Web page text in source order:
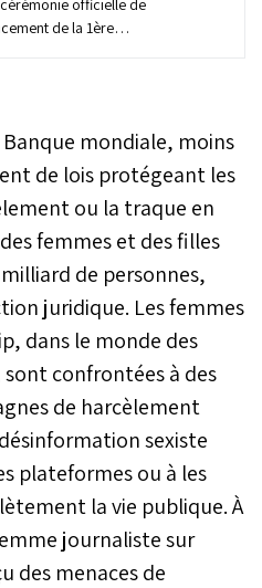
cérémonie officielle de
de la 1ère
Centre
mondiale, moins
de lois protégeant les
ou la traque en
femmes et des filles
de personnes,
juridique. Les femmes
dans le monde des
confrontées à des
de harcèlement
sexiste
plateformes ou à les
la vie publique. À
journaliste sur
des menaces de